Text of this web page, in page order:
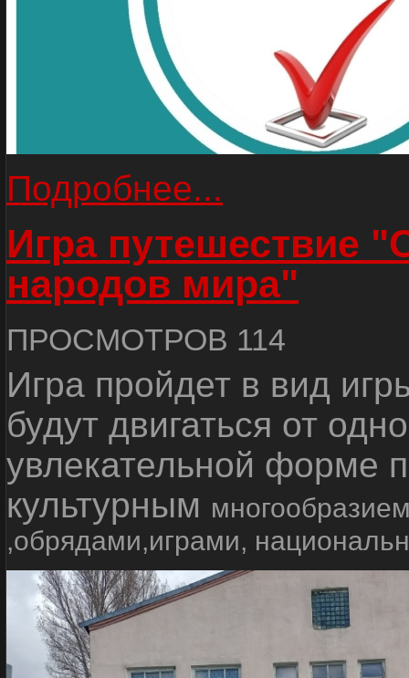
Подробнее...
Игра путешествие
народов мира"
ПРОСМОТРОВ 114
Игра пройдет в вид
будут двигаться от
увлекательной форме
культурным
,обрядами,играми,